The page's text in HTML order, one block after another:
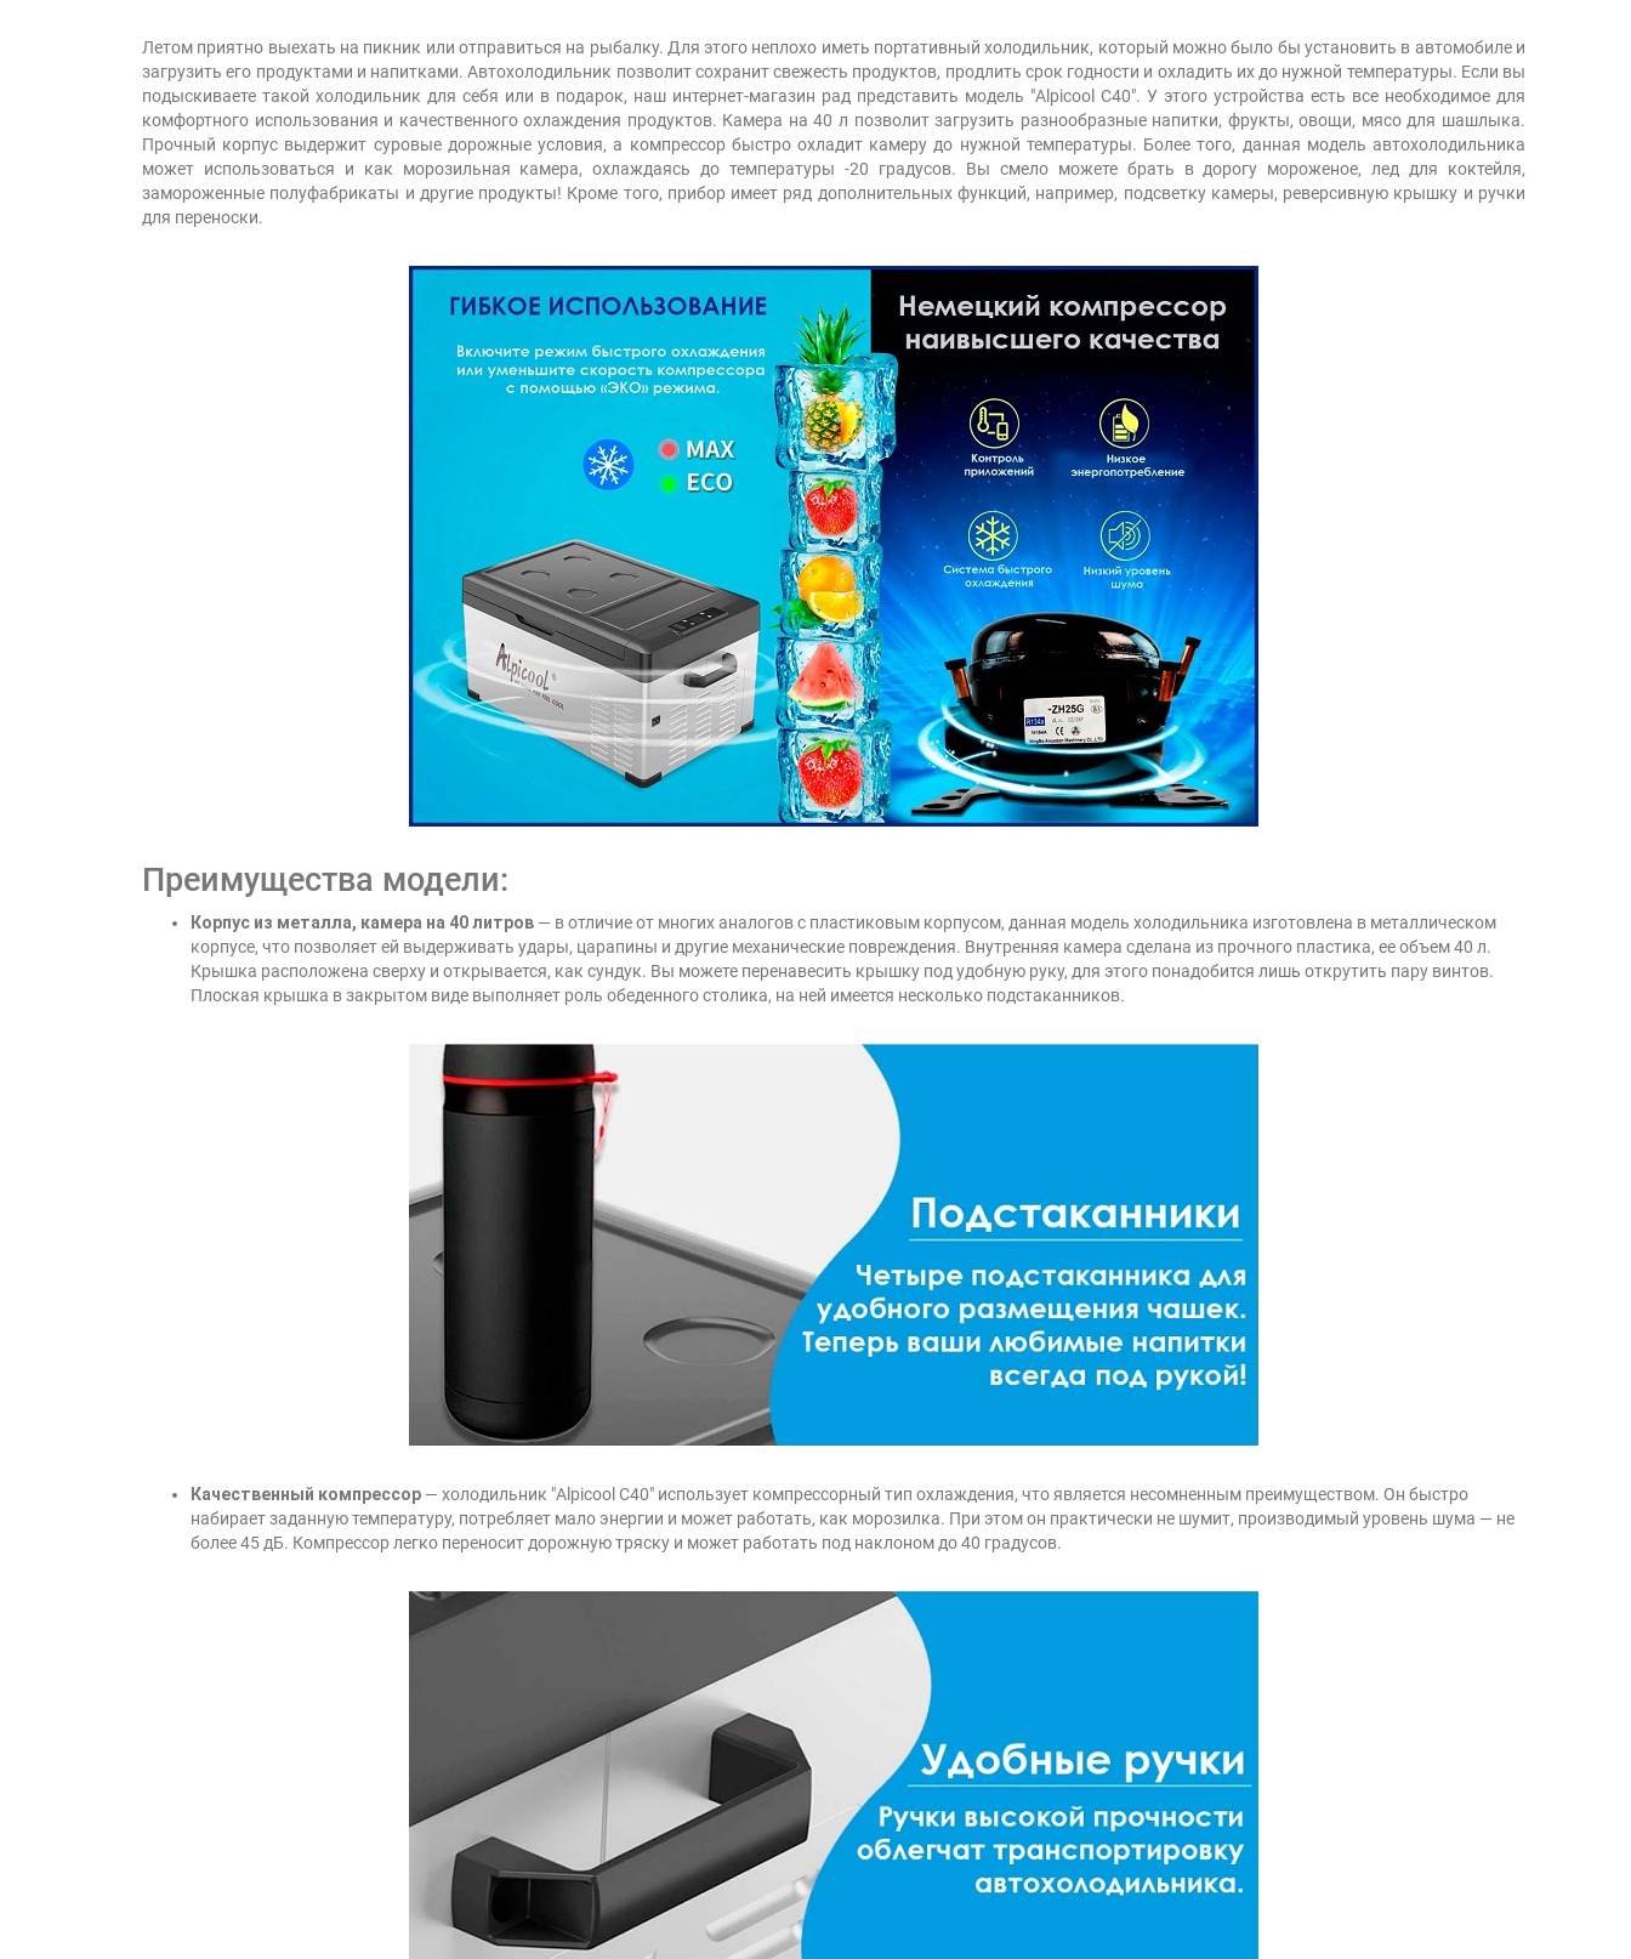
Летом приятно выехать на пикник или отправиться на рыбалку. Для этого неплохо иметь портативный холодильник, который можно было бы установить в автомобиле и
загрузить его продуктами и напитками. Автохолодильник позволит сохранит свежесть продуктов, продлить срок годности и охладить их до нужной температуры. Если вы
подыскиваете такой холодильник для себя или в подарок, наш интернет-магазин рад представить модель "Alpicool C40". У этого устройства есть все необходимое для
комфортного использования и качественного охлаждения продуктов. Камера на 40 л позволит загрузить разнообразные напитки, фрукты, овощи, мясо для шашлыка.
Прочный корпус выдержит суровые дорожные условия, а компрессор быстро охладит камеру до нужной температуры. Более того, данная модель автохолодильника
может использоваться и как морозильная камера, охлаждаясь до температуры -20 градусов. Вы смело можете брать в дорогу мороженое, лед для коктейля,
замороженные полуфабрикаты и другие продукты! Кроме того, прибор имеет ряд дополнительных функций, например, подсветку камеры, реверсивную крышку и ручки
для переноски.
Преимущества модели:
Корпус из металла, камера на 40 литров — в отличие от многих аналогов с пластиковым корпусом, данная модель холодильника изготовлена в металлическом
корпусе, что позволяет ей выдерживать удары, царапины и другие механические повреждения. Внутренняя камера сделана из прочного пластика, ее объем 40 л.
Крышка расположена сверху и открывается, как сундук. Вы можете перенавесить крышку под удобную руку, для этого понадобится лишь открутить пару винтов.
Плоская крышка в закрытом виде выполняет роль обеденного столика, на ней имеется несколько подстаканников.
Качественный компрессор — холодильник "Alpicool C40" использует компрессорный тип охлаждения, что является несомненным преимуществом. Он быстро
набирает заданную температуру, потребляет мало энергии и может работать, как морозилка. При этом он практически не шумит, производимый уровень шума — не
более 45 дБ. Компрессор легко переносит дорожную тряску и может работать под наклоном до 40 градусов.